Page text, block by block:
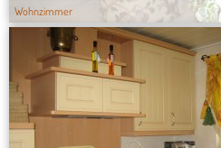
Wohnzimmer